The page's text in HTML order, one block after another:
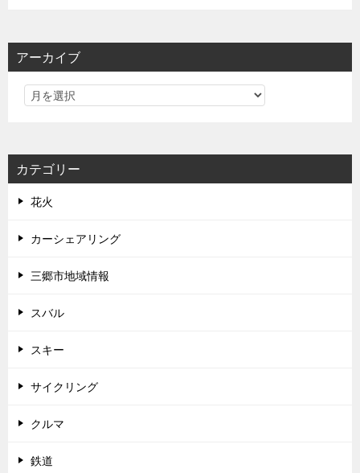
アーカイブ
カテゴリー
花火
カーシェアリング
三郷市地域情報
スバル
スキー
サイクリング
クルマ
鉄道